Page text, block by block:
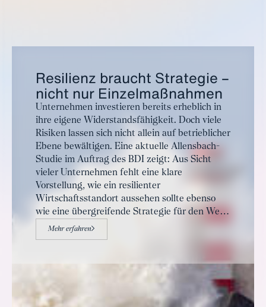
Resilienz braucht Strategie –
nicht nur Einzelmaßnahmen
Unternehmen investieren bereits erheblich in
ihre eigene Widerstandsfähigkeit. Doch viele
Risiken lassen sich nicht allein auf betrieblicher
Ebene bewältigen. Eine aktuelle Allensbach-
Studie im Auftrag des BDI zeigt: Aus Sicht
vieler Unternehmen fehlt eine klare
Vorstellung, wie ein resilienter
Wirtschaftsstandort aussehen sollte ebenso
wie eine übergreifende Strategie für den Weg
dorthin. Gefragt sind klare Ziele, bessere
Rahmenbedingungen und ein Staat, der dort
Mehr erfahren